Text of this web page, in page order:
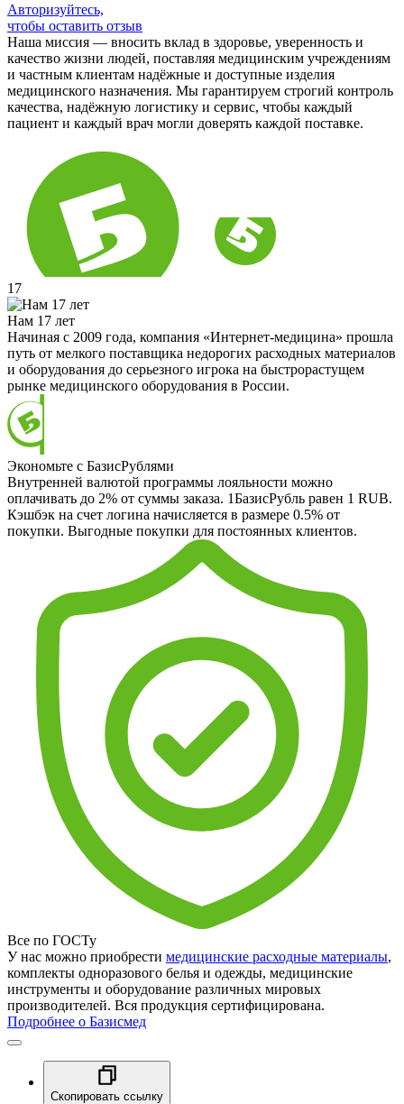
Авторизуйтесь,
чтобы оставить отзыв
Наша миссия — вносить вклад в здоровье, уверенность и
качество жизни людей, поставляя медицинским учреждениям
и частным клиентам надёжные и доступные изделия
медицинского назначения. Мы гарантируем строгий контроль
качества, надёжную логистику и сервис, чтобы каждый
пациент и каждый врач могли доверять каждой поставке.
17
Нам 17 лет
Начиная с 2009 года, компания «Интернет-медицина» прошла
путь от мелкого поставщика недорогих расходных материалов
и оборудования до серьезного игрока на быстрорастущем
рынке медицинского оборудования в России.
Экономьте с БазисРублями
Внутренней валютой программы лояльности можно
оплачивать до 2% от суммы заказа. 1БазисРубль равен 1 RUB.
Кэшбэк на счет логина начисляется в размере 0.5% от
покупки. Выгодные покупки для постоянных клиентов.
Все по ГОСТу
У нас можно приобрести медицинские расходные материалы,
комплекты одноразового белья и одежды, медицинские
инструменты и оборудование различных мировых
производителей. Вся продукция сертифицирована.
Подробнее о Базисмед
Скопировать ссылку